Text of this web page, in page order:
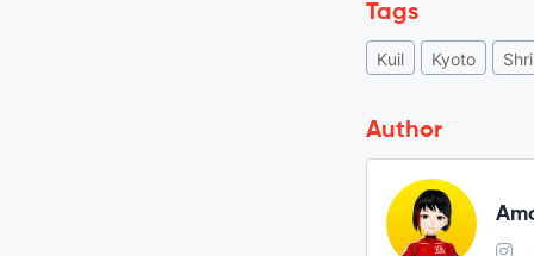
Tags
Kuil Kyoto
Author